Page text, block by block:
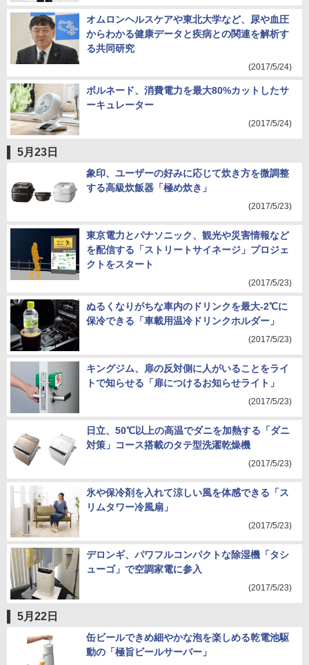
オムロンヘルスケアや東北大学など、尿や血圧
からわかる健康データと疾病との関連を解析す
る共同研究
(2017/5/24)
ボルネード、消費電力を最大80%カットしたサ
ーキュレーター
(2017/5/24)
5月23日
象印、ユーザーの好みに応じて炊き方を微調整
する高級炊飯器「極め炊き」
(2017/5/23)
東京電力とパナソニック、観光や災害情報など
を配信する「ストリートサイネージ」プロジェ
クトをスタート
(2017/5/23)
ぬるくなりがちな車内のドリンクを最大-2℃に
保冷できる「車載用温冷ドリンクホルダー」
(2017/5/23)
キングジム、扉の反対側に人がいることをライ
トで知らせる「扉につけるお知らせライト」
(2017/5/23)
日立、50℃以上の高温でダニを加熱する「ダニ
対策」コース搭載のタテ型洗濯乾燥機
(2017/5/23)
氷や保冷剤を入れて涼しい風を体感できる「ス
リムタワー冷風扇」
(2017/5/23)
デロンギ、パワフルコンパクトな除湿機「タシ
ューゴ」で空調家電に参入
(2017/5/23)
5月22日
缶ビールできめ細やかな泡を楽しめる乾電池駆
動の「極旨ビールサーバー」